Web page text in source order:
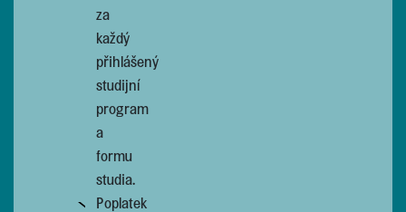
za
každý
přihlášený
studijní
program
a
formu
studia.
Poplatek